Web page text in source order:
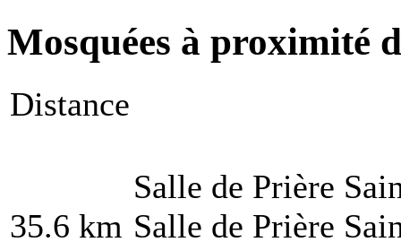
Mosquées à proximité
Distance
35.6 km
Salle de Prière
Salle de Prière